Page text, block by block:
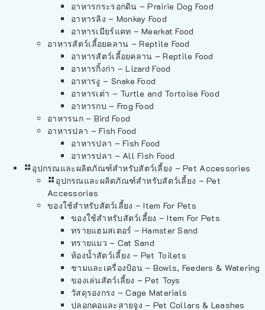
อาหารกระรอกดิน – Prairie Dog Food
อาหารลิง – Monkey Food
อาหารเมียร์แคท – Meerkat Food
อาหารสัตว์เลี้อยคลาน – Reptile Food
อาหารสัตว์เลี้อยคลาน – Reptile Food
อาหารกิ้งก่า – Lizard Food
อาหารงู – Snake Food
อาหารเต่า – Turtle and Tortoise Food
อาหารกบ – Frog Food
อาหารนก – Bird Food
อาหารปลา – Fish Food
อาหารปลา – Fish Food
อาหารปลา – All Fish Food
อุปกรณและผลิตภัณฑ์สำหรับสัตว์เลี้ยง – Pet Accessories
อุปกรณและผลิตภัณฑ์สำหรับสัตว์เลี้ยง – Pet
Accessories
ของใช้สำหรับสัตว์เลี้ยง – Item For Pets
ของใช้สำหรับสัตว์เลี้ยง – Item For Pets
ทรายแฮมสเตอร์ – Hamster Sand
ทรายแมว – Cat Sand
ห้องน้ำสัตว์เลี้ยง – Pet Toilets
ชามและเครื่องป้อน – Bowls, Feeders & Watering
ของเล่นสัตว์เลี้ยง – Pet Toys
วัสดุรองกรง – Cage Materials
ปลอกคอและสายจูง – Pet Collars & Leashes